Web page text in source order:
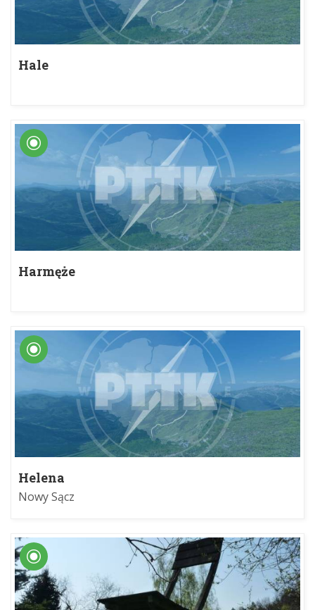
Hale
Harmęże
Helena
Nowy Sącz